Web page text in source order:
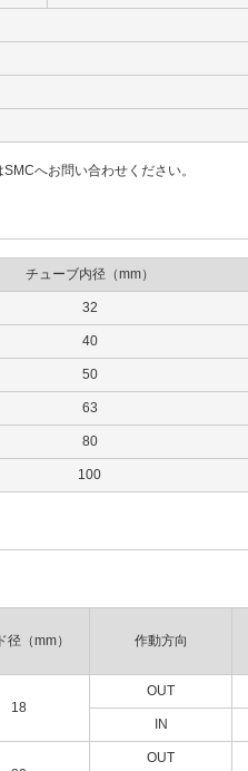
へお問い合わせください。
チューブ内径（mm）
32
40
50
63
80
100
径（mm） 作動方向
18
OUT
IN
OUT